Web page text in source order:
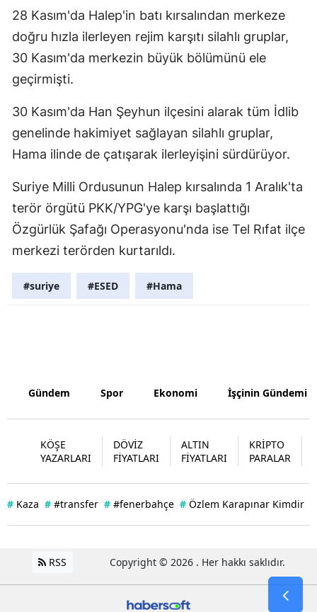
Zonguldak
Aksaray
Karaman
Kırıkkale
Bartın
Düzce
28 Kasım'da Halep'in batı kırsalından merkeze
doğru hızla ilerleyen rejim karşıtı silahlı gruplar,
30 Kasım'da merkezin büyük bölümünü ele
geçirmişti.
30 Kasım'da Han Şeyhun ilçesini alarak tüm İdlib
genelinde hakimiyet sağlayan silahlı gruplar,
Hama ilinde de çatışarak ilerleyişini sürdürüyor.
Suriye Milli Ordusunun Halep kırsalında 1 Aralık'ta
terör örgütü PKK/YPG'ye karşı başlattığı
Özgürlük Şafağı Operasyonu'nda ise Tel Rıfat ilçe
merkezi terörden kurtarıldı.
#suriye #ESED #Hama
Gündem Spor Ekonomi İşçinin Gündemi
KÖŞE
YAZARLARI
DÖVİZ
FİYATLARI
ALTIN
FİYATLARI
KRİPTO
PARALAR
# Kaza # #transfer # #fenerbahçe # Özlem Karapınar Kimdir
RSS Copyright © 2026 . Her hakkı saklıdır.